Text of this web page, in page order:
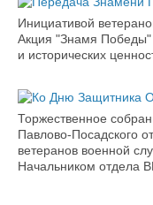
Инициативой
Акция "Знамя Победы"
и исторических
Торжественное
Павлово-Посадского
ветеранов военной
Начальником отдела